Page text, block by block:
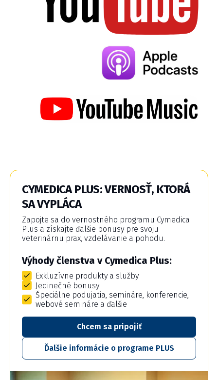
CYMEDICA PLUS: VERNOSŤ, KTORÁ
SA VYPLÁCA
Zapojte sa do vernostného programu Cymedica
Plus a získajte ďalšie bonusy pre svoju
veterinárnu prax, vzdelávanie a pohodu.
Výhody členstva v Cymedica Plus:
Exkluzívne produkty a služby
Jedinečné bonusy
Špeciálne podujatia, semináre, konferencie,
webové semináre a ďalšie
Chcem sa pripojiť
Ďalšie informácie o programe PLUS